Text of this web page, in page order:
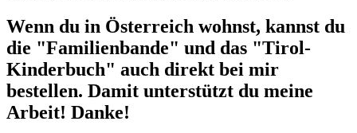
Wenn du in Österreich wohnst, kannst du
die "Familienbande" und das "Tirol-
Kinderbuch" auch direkt bei mir
bestellen. Damit unterstützt du meine
Arbeit! Danke!